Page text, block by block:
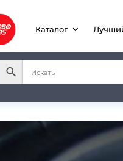
Каталог